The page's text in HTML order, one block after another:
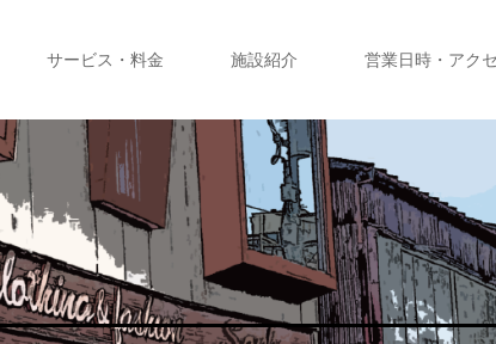
サービス・料金 施設紹介 営業日時・アク